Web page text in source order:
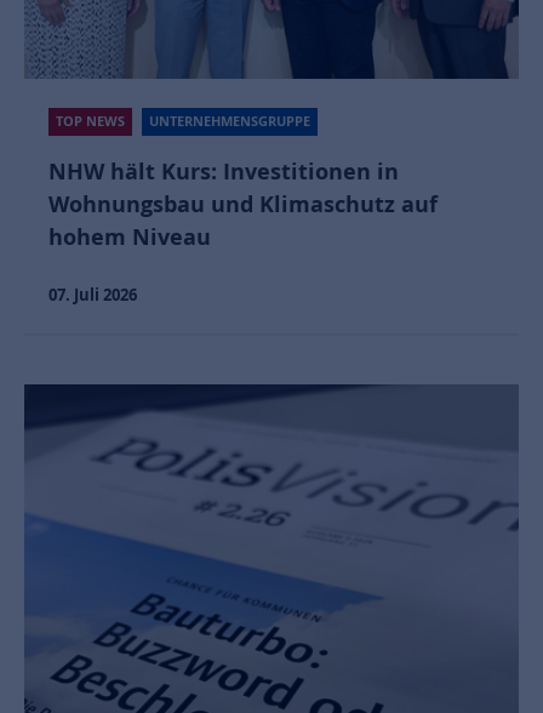
TOP NEWS UNTERNEHMENSGRUPPE
NHW hält Kurs: Investitionen in
Wohnungsbau und Klimaschutz auf
hohem Niveau
07. Juli 2026